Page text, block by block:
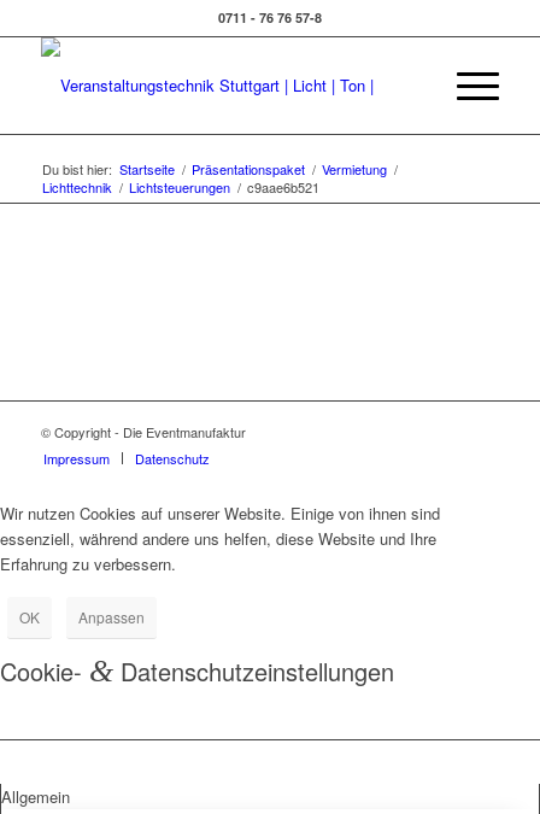
0711 - 76 76 57-8
Du bist hier: Startseite / Präsentationspaket / Vermietung /
Lichttechnik / Lichtsteuerungen / c9aae6b521
© Copyright - Die Eventmanufaktur
Impressum
Datenschutz
Wir nutzen Cookies auf unserer Website. Einige von ihnen sind
essenziell, während andere uns helfen, diese Website und Ihre
Erfahrung zu verbessern.
OK Anpassen
Cookie- & Datenschutzeinstellungen
Allgemein